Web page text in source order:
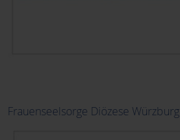
Frauenseelsorge Diözese Würzburg